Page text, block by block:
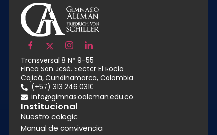
Transversal 8 N° 9-55
Finca San José. Sector El Rocio
Cajicá, Cundinamarca, Colombia
(+57) 313 246 0310
info@gimnasioaleman.edu.co
Institucional
Nuestro colegio
Manual de convivencia